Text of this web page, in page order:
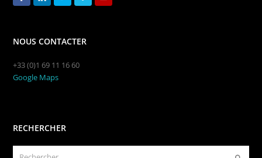
NOUS CONTACTER
+33 (0)1 69 11 16 60
Google Maps
RECHERCHER